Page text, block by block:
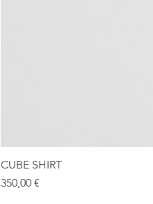
CUBE SHIRT
Prix
350,00 €